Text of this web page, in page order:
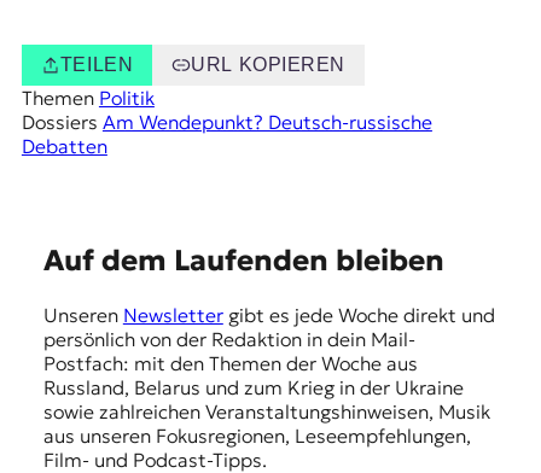
TEILEN URL KOPIEREN
Themen Politik
Dossiers Am Wendepunkt? Deutsch-russische
Debatten
Auf dem Laufenden bleiben
Unseren Newslettergibt es jede Woche direkt und
persönlich von der Redaktion in dein Mail-
Postfach: mit den Themen der Woche aus
Russland, Belarus und zum Krieg in der Ukraine
sowie zahlreichen Veranstaltungshinweisen, Musik
aus unseren Fokusregionen, Leseempfehlungen,
Film- und Podcast-Tipps.